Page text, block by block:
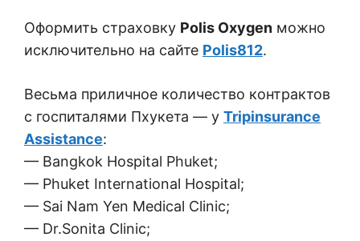
Оформить страховку Polis Oxygen можно
исключительно на сайте Polis812.
Весьма приличное количество контрактов
с госпиталями Пхукета — у Tripinsurance
Assistance:
— Bangkok Hospital Phuket;
— Phuket International Hospital;
— Sai Nam Yen Medical Clinic;
— Dr.Sonita Clinic;